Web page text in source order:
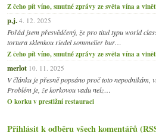
Z čeho pít víno, smutné zprávy ze světa vína a
p.j. 4. 12. 2025
Pořád jsem přesvědčený, že pro titul typu world
tortura sklenkou riedel sommelier bur…
Z čeho pít víno, smutné zprávy ze světa vína a
merlot 10. 11. 2025
V článku je přesně popsáno proč toto nepodnikám,
Problém je, že korkovou vadu nelz…
O korku v prestižní restauraci
Přihlásit k odběru všech komentářů